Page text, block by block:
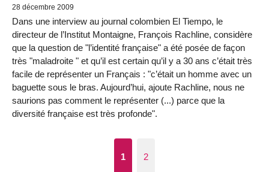
28 décembre 2009
Dans une interview au journal colombien El Tiempo, le
directeur de l’Institut Montaigne, François Rachline, considère
que la question de "l’identité française" a été posée de façon
très "maladroite " et qu’il est certain qu’il y a 30 ans c’était très
facile de représenter un Français : "c’était un homme avec un
baguette sous le bras. Aujourd’hui, ajoute Rachline, nous ne
saurions pas comment le représenter (...) parce que la
diversité française est très profonde".
1 2